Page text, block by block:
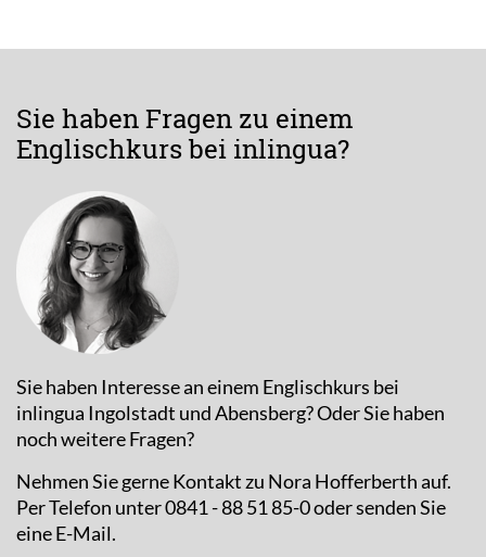
Sie haben Fragen zu einem
Englischkurs bei inlingua?
Sie haben Interesse an einem Englischkurs bei
inlingua Ingolstadt und Abensberg? Oder Sie haben
noch weitere Fragen?
Nehmen Sie gerne Kontakt zu Nora Hofferberth auf.
Per Telefon unter 0841 - 88 51 85-0 oder senden Sie
eine E-Mail.